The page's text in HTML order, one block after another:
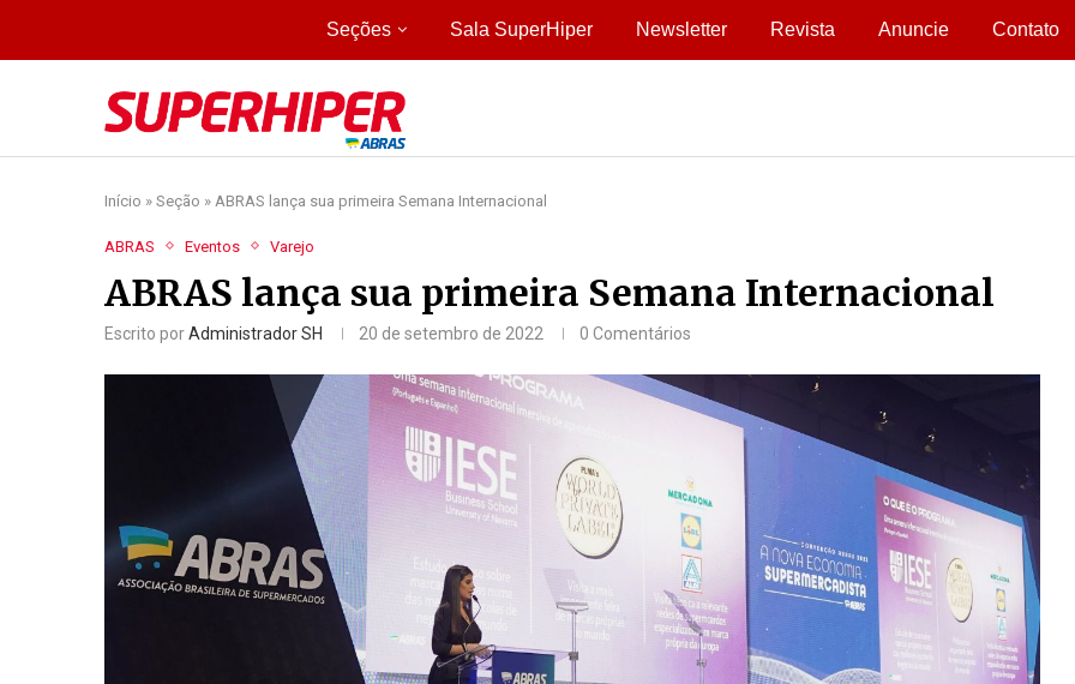
Seções Sala SuperHiper Newsletter Revista Anuncie Contato
Início » Seção » ABRAS lança sua primeira Semana Internacional
ABRAS Eventos Varejo
ABRAS lança sua primeira Semana Internacional
Escrito porAdministrador SH 20 de setembro de 2022 0 Comentários